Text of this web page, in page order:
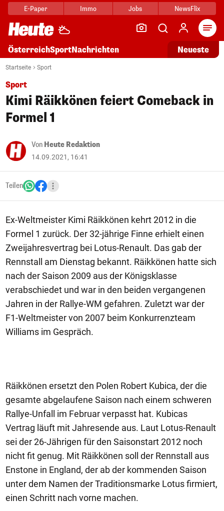
E-Paper Immo Jobs NewsFlix
ÖsterreichSportNachrichten Neueste
Startseite Sport
Sport
Kimi Räikkönen feiert Comeback in
Formel 1
Von Heute Redaktion
14.09.2021, 16:41
Teilen
Ex-Weltmeister Kimi Räikkönen kehrt 2012 in die
Formel 1 zurück. Der 32-jährige Finne erhielt einen
Zweijahresvertrag bei Lotus-Renault. Das gab der
Rennstall am Dienstag bekannt. Räikkönen hatte sich
nach der Saison 2009 aus der Königsklasse
verabschiedet und war in den beiden vergangenen
Jahren in der Rallye-WM gefahren. Zuletzt war der
F1-Weltmeister von 2007 beim Konkurrenzteam
Williams im Gespräch.
Räikkönen ersetzt den Polen Robert Kubica, der die
gesamte abgelaufene Saison nach einem schweren
Rallye-Unfall im Februar verpasst hat. Kubicas
Vertrag läuft mit Jahresende aus. Laut Lotus-Renault
sei der 26-Jährigen für den Saisonstart 2012 noch
nicht fit genug. Mit Räikkönen soll der Rennstall aus
Enstone in England, der ab der kommenden Saison
unter dem Namen der Traditionsmarke Lotus firmiert,
einen Schritt nach vorne machen.